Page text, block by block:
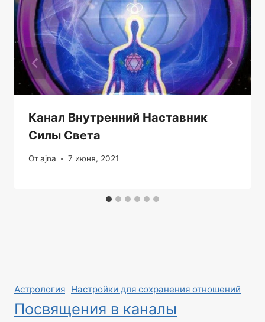
Канал Внутренний Наставник
Силы Света
Отajna 7 июня, 2021
Астрология Настройки для сохранения отношений
Посвящения в каналы